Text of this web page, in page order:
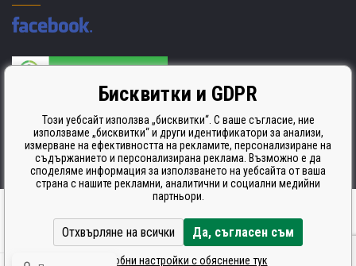
Производителят на касети е сертифициран
ISO 9001. ISO 14001 и STMC.
Ecommerce solutionsBINARGON.cz
Бисквитки и GDPR
Този уебсайт използва „бисквитки“. С ваше съгласие, ние
използваме „бисквитки“ и други идентификатори за анализи,
измерване на ефективността на рекламите, персонализиране на
съдържанието и персонализирана реклама. Възможно е да
споделяме информация за използването на уебсайта от ваша
страна с нашите рекламни, аналитични и социални медийни
партньори.
Отхвърляне на всички Да, съгласен съм
Подробни настройки с обяснение тук